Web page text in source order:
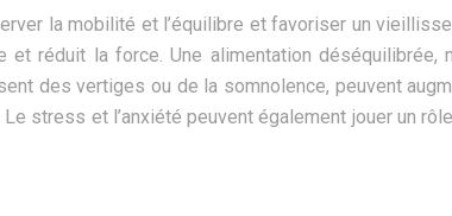
la mobilité et l’équilibre et favoriser un
réduit la force. Une alimentation déséquilibrée,
des vertiges ou de la somnolence, peuvent
stress et l’anxiété peuvent également jouer un